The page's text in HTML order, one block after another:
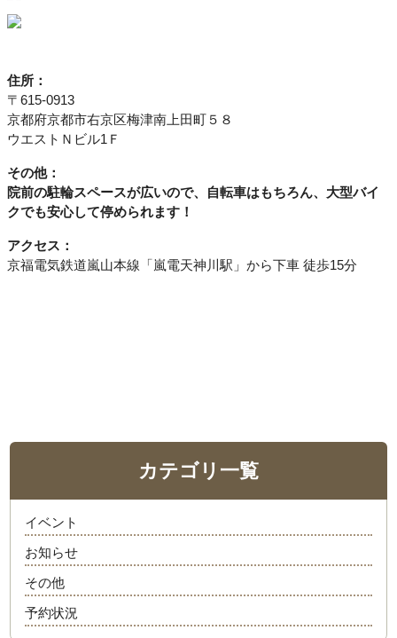
住所：
〒615-0913
京都府京都市右京区梅津南上田町５８
ウエストＮビル1Ｆ
その他：
院前の駐輪スペースが広いので、自転車はもちろん、大型バイ
クでも安心して停められます！
アクセス：
京福電気鉄道嵐山本線「嵐電天神川駅」から下車 徒歩15分
カテゴリ一覧
イベント
お知らせ
その他
予約状況